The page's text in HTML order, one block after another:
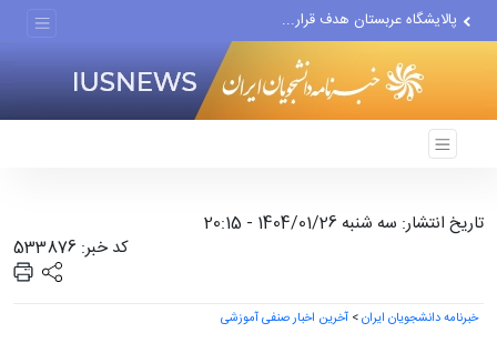
پالایشگاه عربستان هدف قرار...
قهرمان‌سازی با یک استوری،...
آمریکا در این جنگ بدون...
تاریخ انتشار: سه شنبه 1404/01/26 - 20:15
کد خبر: 533876
خبرنامه دانشجویان ایران> آخرین اخبار صنفی آموزشی